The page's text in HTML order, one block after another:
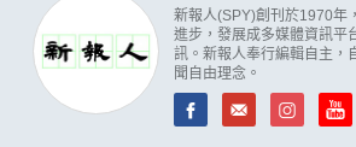
新報人(SPY)創刊於1970年
進步，發展成多媒體資訊平
訊。新報人奉行編輯自主，
聞自由理念。